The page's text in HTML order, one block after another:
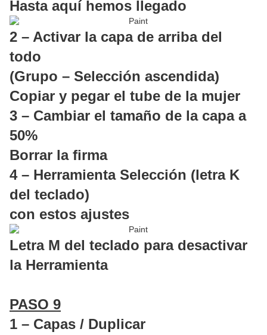
Hasta aquí hemos llegado
2 – Activar la capa de arriba del
todo
(Grupo – Selección ascendida)
Copiar y pegar el tube de la mujer
3 – Cambiar el tamaño de la capa a
50%
Borrar la firma
4 – Herramienta Selección (letra K
del teclado)
con estos ajustes
Letra M del teclado para desactivar
la Herramienta
PASO 9
1 – Capas / Duplicar